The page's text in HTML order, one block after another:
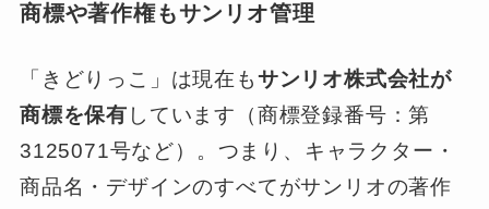
商標や著作権もサンリオ管理
「きどりっこ」は現在もサンリオ株式会社が
商標を保有 しています（商標登録番号：第
3125071号など）。つまり、キャラクター・
商品名・デザインのすべてがサンリオの著作